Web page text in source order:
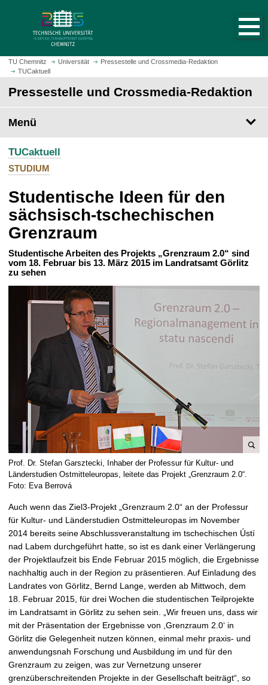
m
H
t
s
i
e
a
u
f
r
u
f
e
n
TU Chemnitz Universität
Pressestelle und Crossmedia-Redaktion
TUCaktuell
Pressestelle und Crossmedia-Redaktion
Menü
TUCaktuell
STUDIUM
Studentische Ideen für den
sächsisch-tschechischen
Grenzraum
Studentische Arbeiten des Projekts „Grenzraum 2.0“ sind
vom 18. Februar bis 13. März 2015 im Landratsamt Görlitz
zu sehen
B
i
v
e
r
g
r
ö
ß
e
r
n
Prof. Dr. Stefan Garsztecki, Inhaber der Professur für Kultur- und
Länderstudien Ostmitteleuropas, leitete das Projekt „Grenzraum 2.0“.
Foto: Eva Berrová
Auch wenn das Ziel3-Projekt „Grenzraum 2.0“ an der Professur
für Kultur- und Länderstudien Ostmitteleuropas im November
2014 bereits seine Abschlussveranstaltung im tschechischen Ústí
nad Labem durchgeführt hatte, so ist es dank einer Verlängerung
der Projektlaufzeit bis Ende Februar 2015 möglich, die Ergebnisse
nachhaltig auch in der Region zu präsentieren. Auf Einladung des
Landrates von Görlitz, Bernd Lange, werden ab Mittwoch, dem
18. Februar 2015, für drei Wochen die studentischen Teilprojekte
im Landratsamt in Görlitz zu sehen sein. „Wir freuen uns, dass wir
mit der Präsentation der Ergebnisse von ,Grenzraum 2.0‘ in
Görlitz die Gelegenheit nutzen können, einmal mehr praxis- und
anwendungsnah Forschung und Ausbildung im und für den
Grenzraum zu zeigen, was zur Vernetzung unserer
grenzüberschreitenden Projekte in der Gesellschaft beiträgt“, so